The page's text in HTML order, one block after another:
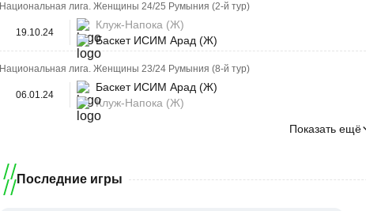
Национальная лига. Женщины 24/25 Румыния (2-й тур)
19.10.24
Клуж-Напока (Ж)
Баскет ИСИМ Арад (Ж)
Национальная лига. Женщины 23/24 Румыния (8-й тур)
06.01.24
Баскет ИСИМ Арад (Ж)
Клуж-Напока (Ж)
Показать ещё
Последние игры